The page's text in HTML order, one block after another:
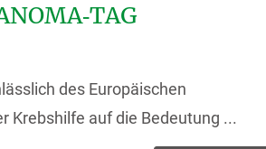
des Europäischen
Krebshilfe auf die Bedeutung ...